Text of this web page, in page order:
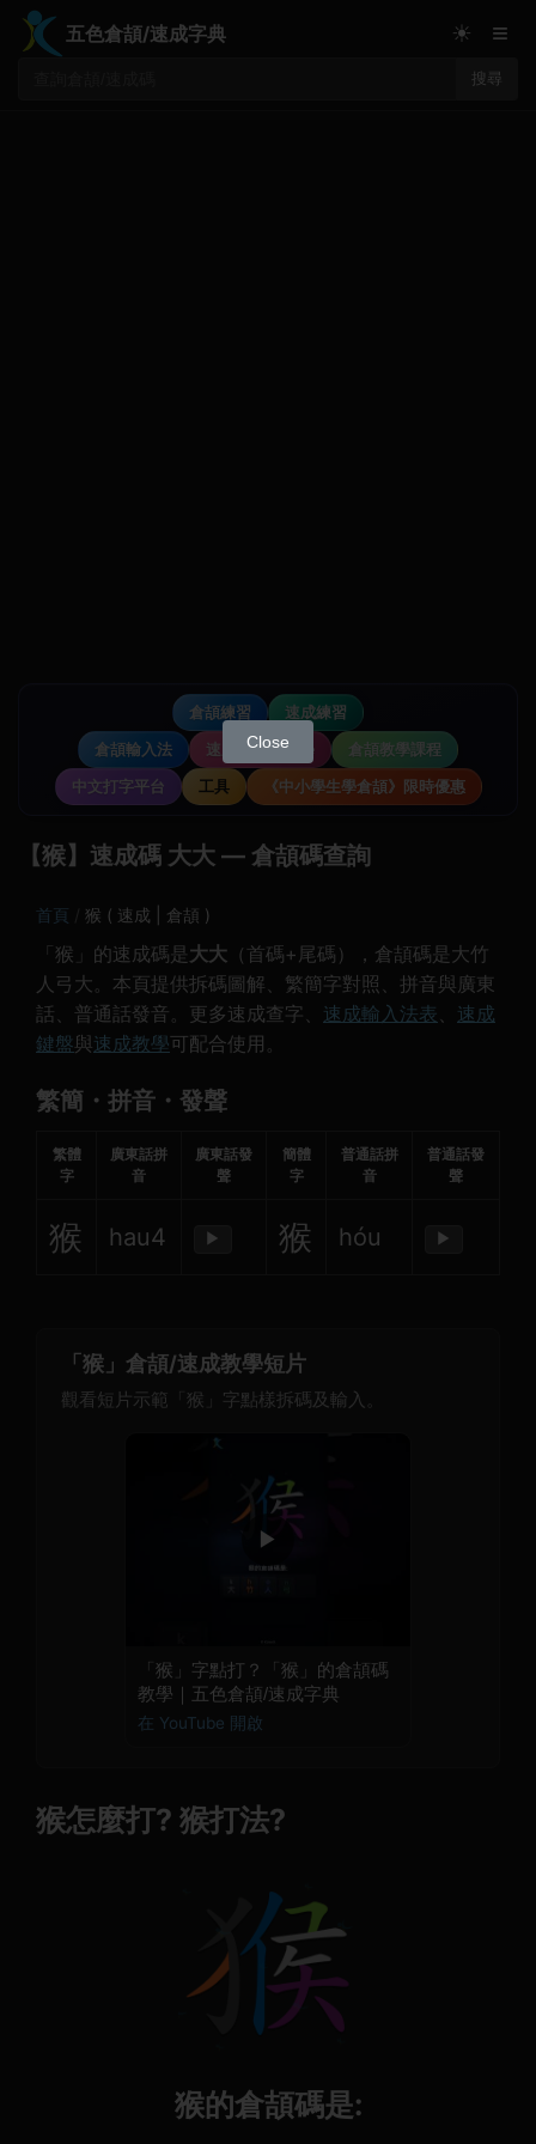
五色倉頡/速成字典
搜尋
☀ ≡
倉頡練習
速成練習
倉頡輸入法
速成輸入法教學
倉頡教學課程
中文打字平台
工具 《中小學生學倉頡》限時優惠
【猴】速成碼 大大 — 倉頡碼查詢
首頁 猴 ( 速成 | 倉頡 )
「猴」的速成碼是 大大 （首碼+尾碼），倉頡碼是大竹
人弓大。本頁提供拆碼圖解、繁簡字對照、拼音與廣東
話、普通話發音。更多速成查字、 速成輸入法表、 速成
鍵盤與速成教學可配合使用。
繁簡・拼音・發聲
繁體
字
廣東話拼
音
廣東話發
聲
簡體
字
普通話拼
音
普通話發
聲
猴 hau4 ▶ 猴 hóu ▶
「猴」倉頡/速成教學短片
觀看短片示範「猴」字點樣拆碼及輸入。
▶
「猴」字點打？「猴」的倉頡碼
教學｜五色倉頡/速成字典
在 YouTube 開啟
猴怎麼打? 猴打法?
猴的倉頡碼是:
Close